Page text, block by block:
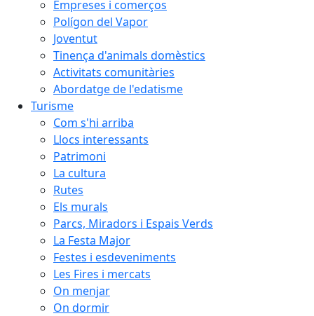
Empreses i comerços
Polígon del Vapor
Joventut
Tinença d'animals domèstics
Activitats comunitàries
Abordatge de l'edatisme
Turisme
Com s'hi arriba
Llocs interessants
Patrimoni
La cultura
Rutes
Els murals
Parcs, Miradors i Espais Verds
La Festa Major
Festes i esdeveniments
Les Fires i mercats
On menjar
On dormir